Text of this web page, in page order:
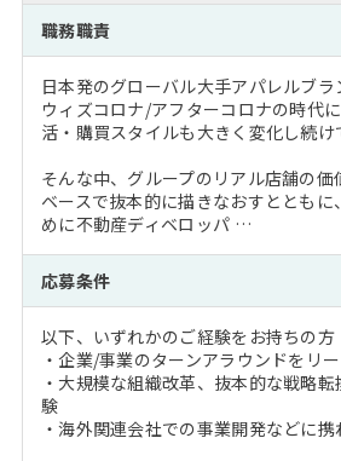
職務職責
日本発のグローバル大手アパレルブラ
ウィズコロナ/アフターコロナの時代
活・購買スタイルも大きく変化し続け
そんな中、グループのリアル店舗の価
ベースで抜本的に描きなおすとともに
めに不動産ディベロッパ …
応募条件
以下、いずれかのご経験をお持ちの方
・企業/事業のターンアラウンドをリ
・大規模な組織改革、抜本的な戦略
験
・海外関連会社での事業開発などに